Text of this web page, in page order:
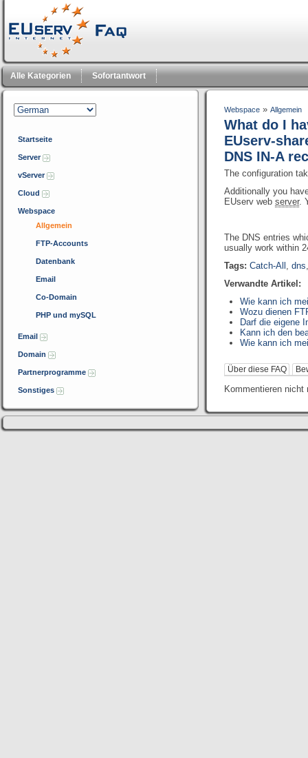
Alle Kategorien Sofortantwort
Startseite
Server
vServer
Cloud
Webspace
Allgemein
FTP-Accounts
Datenbank
Email
Co-Domain
PHP und mySQL
Email
Domain
Partnerprogramme
Sonstiges
Webspace » Allgemein
What do I
EUserv-
DNS IN-A
The configuration
Additionally you
EUserv web server.
The DNS entries
usually work within
Tags: Catch-All , dns
Verwandte Artikel:
Wie kann ich
Wozu dienen
Darf die eigene
Kann ich den
Wie kann ich
Über diese FAQ
Kommentieren nicht